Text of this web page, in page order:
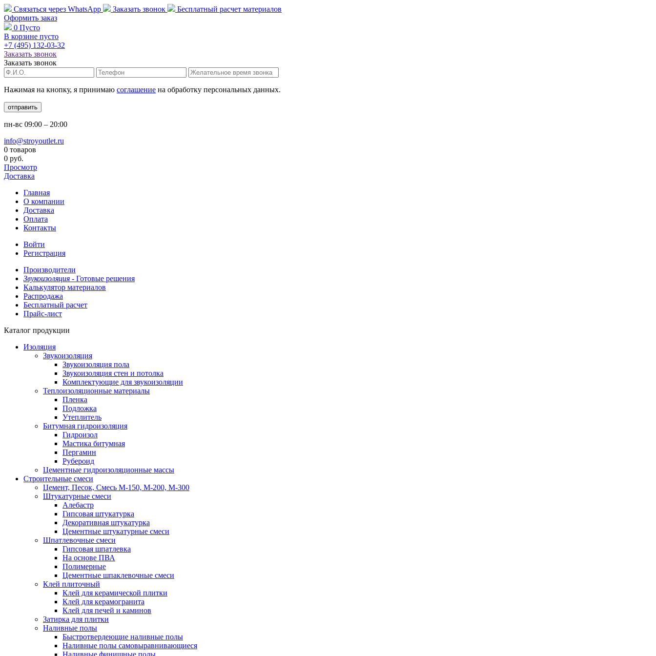
Связаться через WhatsApp Заказать звонок Бесплатный расчет материалов
Оформить заказ
0 Пусто
В корзине пусто
+7 (495) 132-03-32
Заказать звонок
Заказать звонок
Нажимая на кнопку, я принимаю соглашение на обработку персональных данных.
отправить
пн-вс 09:00 – 20:00
info@stroyoutlet.ru
0 товаров
0 руб.
Просмотр
Доставка
Главная
О компании
Доставка
Оплата
Контакты
Войти
Регистрация
Производители
Звукоизоляция - Готовые решения
Калькулятор материалов
Распродажа
Бесплатный расчет
Прайс-лист
Каталог продукции
Изоляция
Звукоизоляция
Звукоизоляция пола
Звукоизоляция стен и потолка
Комплектующие для звукоизоляции
Теплоизоляционные материалы
Пленка
Подложка
Утеплитель
Битумная гидроизоляция
Гидроизол
Мастика битумная
Пергамин
Рубероид
Цементные гидроизоляционные массы
Строительные смеси
Цемент, Песок, Смесь М-150, М-200, М-300
Штукатурные смеси
Алебастр
Гипсовая штукатурка
Декоративная штукатурка
Цементные штукатурные смеси
Шпатлевочные смеси
Гипсовая шпатлевка
На основе ПВА
Полимерные
Цементные шпаклевочные смеси
Клей плиточный
Клей для керамической плитки
Клей для керамогранита
Клей для печей и каминов
Затирка для плитки
Наливные полы
Быстротвердеющие наливные полы
Наливные полы самовыравнивающиеся
Наливные финишные полы